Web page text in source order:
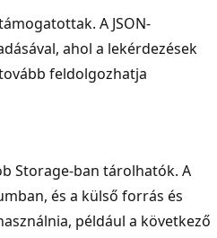
A JSON-
ahol a lekérdezések
feldolgozhatja
Storage-ban tárolhatók. A
és a külső forrás és
például a következő